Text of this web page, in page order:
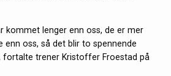
kommet lenger enn oss, de er mer
enn oss, så det blir to spennende
fortalte trener Kristoffer Froestad på